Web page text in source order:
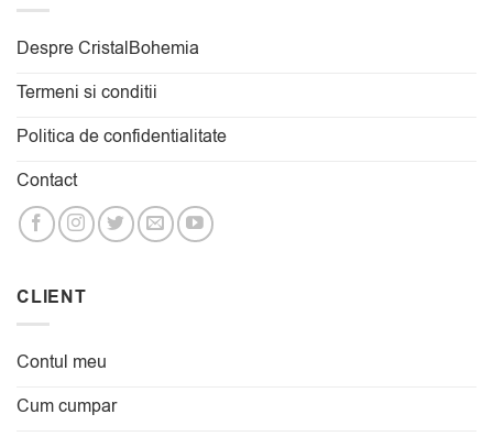
Despre CristalBohemia
Termeni si conditii
Politica de confidentialitate
Contact
CLIENT
Contul meu
Cum cumpar